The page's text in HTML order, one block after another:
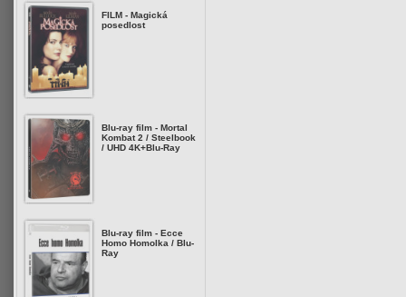
FILM - Magická
posedlost
Blu-ray film - Mortal
Kombat 2 / Steelbook
/ UHD 4K+Blu-Ray
Blu-ray film - Ecce
Homo Homolka / Blu-
Ray